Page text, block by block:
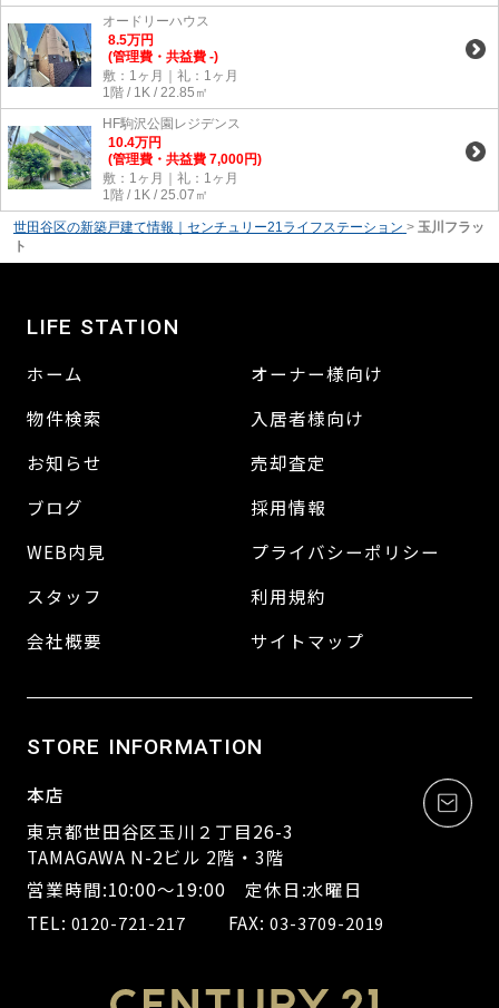
オードリーハウス
8.5万円
(管理費・共益費 -)
敷：1ヶ月｜礼：1ヶ月
1階 / 1K / 22.85㎡
HF駒沢公園レジデンス
10.4万円
(管理費・共益費 7,000円)
敷：1ヶ月｜礼：1ヶ月
1階 / 1K / 25.07㎡
世田谷区の新築戸建て情報｜センチュリー21ライフステーション > 玉川フラッ
ト
LIFE STATION
ホーム
物件検索
お知らせ
ブログ
WEB内見
スタッフ
会社概要
オーナー様向け
入居者様向け
売却査定
採用情報
プライバシーポリシー
利用規約
サイトマップ
STORE INFORMATION
本店
東京都世田谷区玉川２丁目26-3
TAMAGAWA N-2ビル 2階・3階
営業時間:10:00～19:00 定休日:水曜日
TEL: 0120-721-217 FAX:03-3709-2019